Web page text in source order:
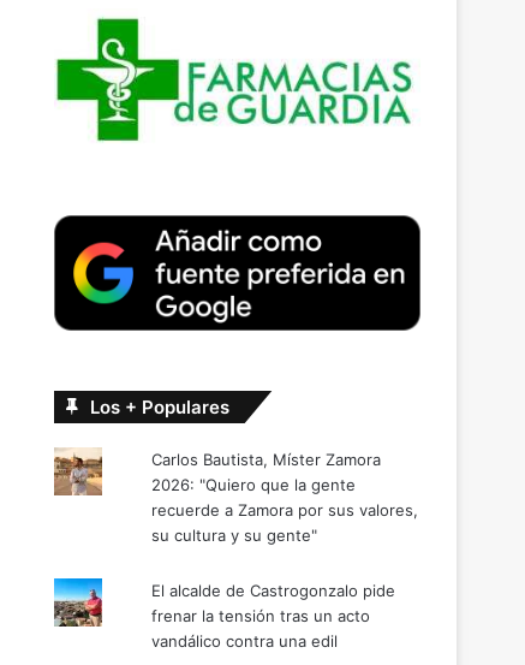
Los + Populares
Carlos Bautista, Míster Zamora
2026: "Quiero que la gente
recuerde a Zamora por sus valores,
su cultura y su gente"
El alcalde de Castrogonzalo pide
frenar la tensión tras un acto
vandálico contra una edil